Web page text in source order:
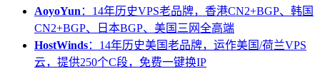
AoyoYun ：14年历史VPS老品牌，香港CN2+BGP、韩国
CN2+BGP、日本BGP、美国三网全高端
HostWinds：14年历史美国老品牌，运作美国/荷兰VPS
云，提供250个C段，免费一键换IP